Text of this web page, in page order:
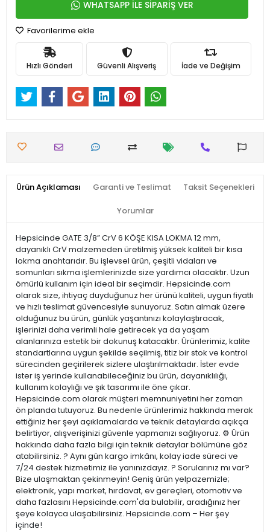
WHATSAPP İLE SİPARİŞ VER
Favorilerime ekle
Hızlı Gönderi Güvenli Alışveriş İade ve Değişim
Ürün Açıklaması Garanti ve Teslimat Taksit Seçenekleri
Yorumlar
Hepsicinde GATE 3/8” CrV 6 KÖŞE KISA LOKMA 12 mm,
dayanıklı CrV malzemeden üretilmiş yüksek kaliteli bir kısa
lokma anahtarıdır. Bu işlevsel ürün, çeşitli vidaları ve
somunları sıkma işlemlerinizde size yardımcı olacaktır. Uzun
ömürlü kullanım için ideal bir seçimdir. Hepsicinde.com
olarak size, ihtiyaç duyduğunuz her ürünü kaliteli, uygun fiyatlı
ve hızlı teslimat güvencesiyle sunuyoruz. Satın almak üzere
olduğunuz bu ürün, günlük yaşantınızı kolaylaştıracak,
işlerinizi daha verimli hale getirecek ya da yaşam
alanlarınıza estetik bir dokunuş katacaktır. Ürünlerimiz, kalite
standartlarına uygun şekilde seçilmiş, titiz bir stok ve kontrol
sürecinden geçirilerek sizlere ulaştırılmaktadır. İster evde
ister iş yerinde kullanabileceğiniz bu ürün, dayanıklılığı,
kullanım kolaylığı ve şık tasarımı ile öne çıkar.
Hepsicinde.com olarak müşteri memnuniyetini her zaman
ön planda tutuyoruz. Bu nedenle ürünlerimiz hakkında merak
ettiğiniz her şeyi açıklamalarda ve teknik detaylarda açıkça
belirtiyor, alışverişinizi güvenle yapmanızı sağlıyoruz. ⚙️ Ürün
hakkında daha fazla bilgi için teknik detaylar bölümüne göz
atabilirsiniz. ? Aynı gün kargo imkânı, kolay iade süreci ve
7/24 destek hizmetimiz ile yanınızdayız. ? Sorularınız mı var?
Bize ulaşmaktan çekinmeyin! Geniş ürün yelpazemizle;
elektronik, yapı market, hırdavat, ev gereçleri, otomotiv ve
daha fazlasını Hepsicinde.com'da bulabilir, aradığınız her
şeye kolayca ulaşabilirsiniz. Hepsicinde.com – Her şey
içinde!